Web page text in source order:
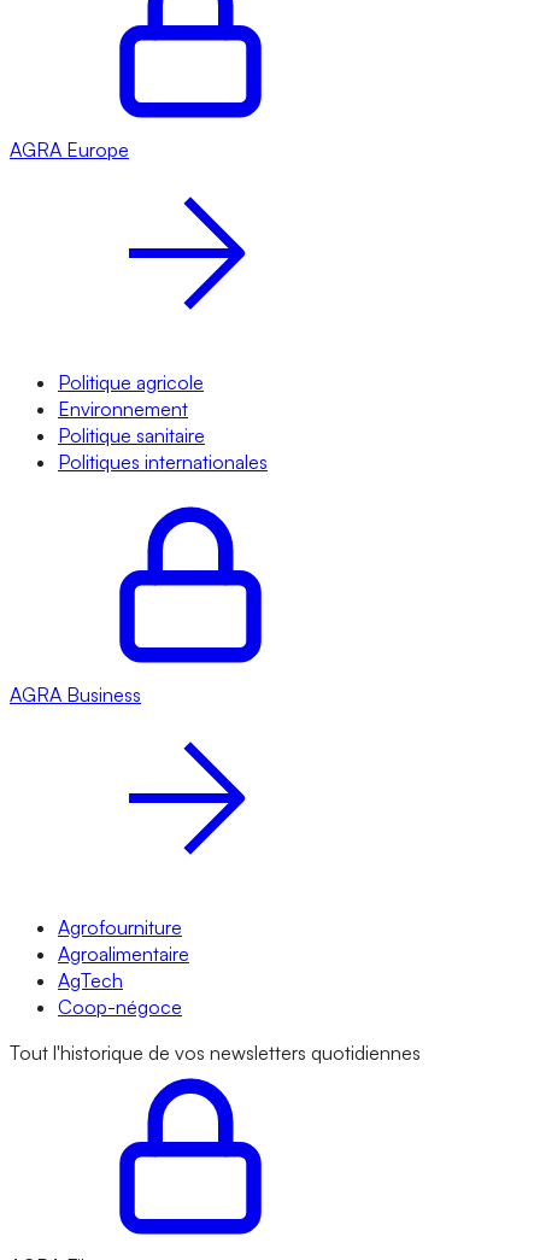
AGRA Europe
Politique agricole
Environnement
Politique sanitaire
Politiques internationales
AGRA Business
Agrofourniture
Agroalimentaire
AgTech
Coop-négoce
Tout l'historique de vos newsletters quotidiennes